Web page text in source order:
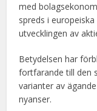
med
spreds i
utvecklingen av
Betydelsen har
fortfarande till den
varianter av
nyanser.